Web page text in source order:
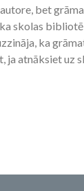
bet
skolas
ka
ja atnāksiet uz